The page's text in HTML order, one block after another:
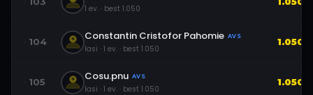
1 ev. · best 1.050
104 Constantin Cristofor Pahomie AVS
Iasi · 1 ev. · best 1.050
1.050
105 Cosu.pnu AVS
Iasi · 1 ev. · best 1.050
1.050